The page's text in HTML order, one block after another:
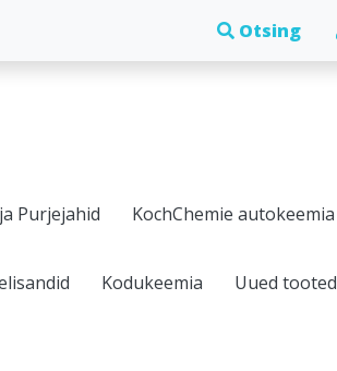
Purjejahid KochChemie autokeemia
Kodukeemia Uued tooted